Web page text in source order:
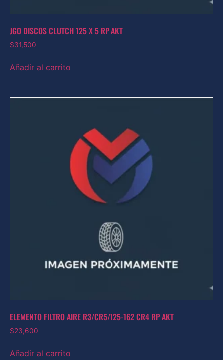
JGO DISCOS CLUTCH 125 X 5 RP AKT
$31,500
Añadir al carrito
ELEMENTO FILTRO AIRE R3/CR5/125-162 CR4 RP AKT
$23,600
Añadir al carrito